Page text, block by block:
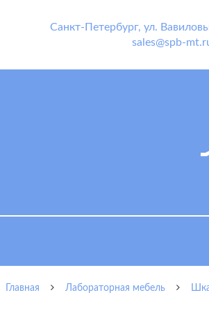
Санкт-Петербург, ул.
sales@spb-
Главная Лабораторная мебель